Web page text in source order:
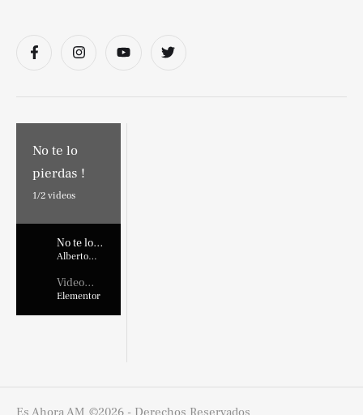
No te lo
pierdas !
1/2 videos
No te lo
pierdas !
Alberto
Video
Placehold
er
Elementor